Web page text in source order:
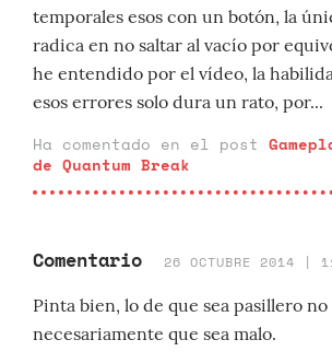
temporales esos con un botón, la
radica en no saltar al vacío por
he entendido por el vídeo, la
esos errores solo dura un rato, por...
Ha comentado en el post
de Quantum Break
Comentario 26 OCTUBRE 2014 |
Pinta bien, lo de que sea pasillero
necesariamente que sea malo.